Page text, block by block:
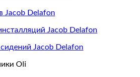
Jacob Delafon
Jacob Delafon
Jacob Delafon
Oli